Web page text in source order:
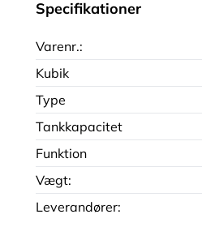
Specifikationer
Varenr.:
Kubik
Type
Tankkapacitet
Funktion
Vægt:
Leverandører: